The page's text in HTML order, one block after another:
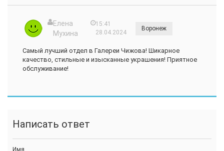
Елена
Мухина
15:41
28.04.2024
Воронеж
Самый лучший отдел в Галереи Чижова! Шикарное
качество, стильные и изысканные украшения! Приятное
обслуживание!
Написать ответ